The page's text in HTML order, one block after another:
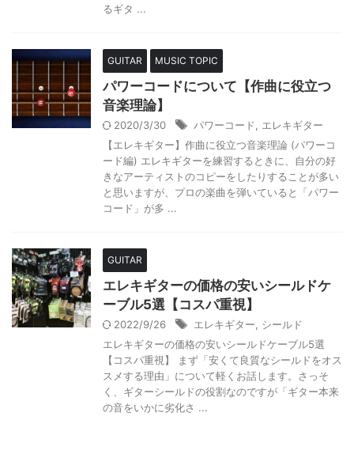
るギタ ...
GUITAR MUSIC TOPIC
パワーコードについて【作曲に役立つ
音楽理論】
2020/3/30 パワーコード
エレキギター
【エレキギター】作曲に役立つ音楽理論 (パワーコ
ード編) エレキギターを練習するときに、自分の好
きなアーティストのコピーをしたりすることが多い
と思いますが、プロの楽曲を弾いていると「パワー
コード」が多 ...
GUITAR
エレキギターの価格の安いシールドケ
ーブル5選【コスパ重視】
2022/9/26 エレキギター
シールド
エレキギターの価格の安いシールドケーブル5選
【コスパ重視】 まず「安くて良質なシールドをオス
スメする理由」について軽くお話します。さっそ
く、ギターシールドの役割なのですが「ギター本来
の音をいかに劣化さ ...